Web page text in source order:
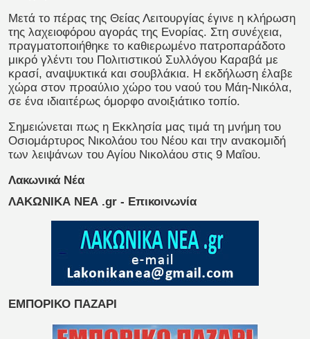
Μετά το πέρας της Θείας Λειτουργίας έγινε η κλήρωση
της λαχειοφόρου αγοράς της Ενορίας. Στη συνέχεια,
πραγματοποιήθηκε το καθιερωμένο πατροπαράδοτο
μικρό γλέντι του Πολιτιστικού Συλλόγου Καραβά με
κρασί, αναψυκτικά και σουβλάκια. Η εκδήλωση έλαβε
χώρα στον προαύλιο χώρο του ναού του Μάη-Νικόλα,
σε ένα ιδιαιτέρως όμορφο ανοιξιάτικο τοπίο.
Σημειώνεται πως η Εκκλησία μας τιμά τη μνήμη του
Οσιομάρτυρος Νικολάου του Νέου και την ανακομιδή
των λειψάνων του Αγίου Νικολάου στις 9 Μαΐου.
Λακωνικά Νέα
ΛΑΚΩΝΙΚΑ ΝΕΑ .gr - Επικοινωνία
ΕΜΠΟΡΙΚΟ ΠΑΖΑΡΙ